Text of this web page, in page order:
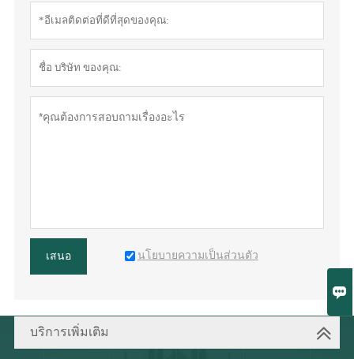

เสนอ นโยบายความเป็นส่วนตัว
บริการเพิ่มเติม